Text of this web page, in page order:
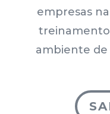
empresas
ambiente